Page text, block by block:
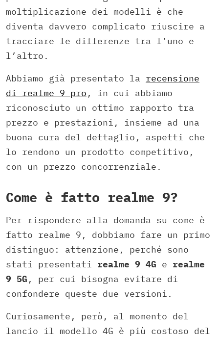
moltiplicazione dei modelli è che
diventa davvero complicato riuscire a
tracciare le differenze tra l’uno e
l’altro.
Abbiamo già presentato la recensione
di realme 9 pro , in cui abbiamo
riconosciuto un ottimo rapporto tra
prezzo e prestazioni, insieme ad una
buona cura del dettaglio, aspetti che
lo rendono un prodotto competitivo,
con un prezzo concorrenziale.
Come è fatto realme 9?
Per rispondere alla domanda su come è
fatto realme 9, dobbiamo fare un primo
distinguo: attenzione, perché sono
stati presentati realme 9 4G e realme
9 5G , per cui bisogna evitare di
confondere queste due versioni.
Curiosamente, però, al momento del
lancio il modello 4G è più costoso del